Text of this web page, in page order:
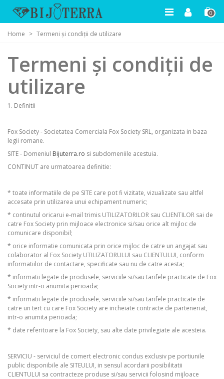
0
Home > Termeni și condiții de utilizare
Termeni și condiții de
utilizare
1. Definitii
Fox Society - Societatea Comerciala Fox Society SRL, organizata in baza
legii romane.
SITE - Domeniul Bijuterra.ro si subdomeniile acestuia.
CONTINUT are urmatoarea definitie:
* toate informatiile de pe SITE care pot fi vizitate, vizualizate sau altfel
accesate prin utilizarea unui echipament numeric;
* continutul oricarui e-mail trimis UTILIZATORILOR sau CLIENTILOR sai de
catre Fox Society prin mijloace electronice si/sau orice alt mijloc de
comunicare disponibil;
* orice informatie comunicata prin orice mijloc de catre un angajat sau
colaborator al Fox Society UTILIZATORULUI sau CLIENTULUI, conform
informatiilor de contactare, specificate sau nu de catre acesta;
* informatii legate de produsele, serviciile si/sau tarifele practicate de Fox
Society intr-o anumita perioada;
* informatii legate de produsele, serviciile si/sau tarifele practicate de
catre un tert cu care Fox Society are incheiate contracte de parteneriat,
intr-o anumita perioada;
* date referitoare la Fox Society, sau alte date privilegiate ale acesteia.
SERVICIU - serviciul de comert electronic condus exclusiv pe portiunile
public disponibile ale SITEULUI, in sensul acordarii posibilitatii
CLIENTULUI sa contracteze produse si/sau servicii folosind mijloace